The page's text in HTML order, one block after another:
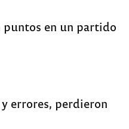
puntos en un partido
y errores, perdieron